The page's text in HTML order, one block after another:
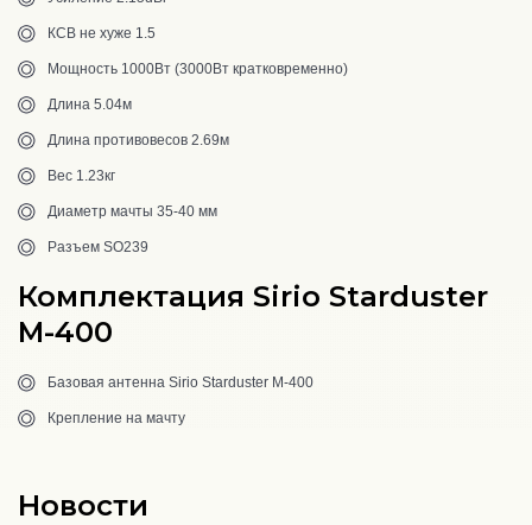
КСВ не хуже 1.5
Мощность 1000Вт (3000Вт кратковременно)
Длина 5.04м
Длина противовесов 2.69м
Вес 1.23кг
Диаметр мачты 35-40 мм
Разъем SO239
Комплектация Sirio Starduster
M-400
Базовая антенна Sirio Starduster M-400
Крепление на мачту
Новости